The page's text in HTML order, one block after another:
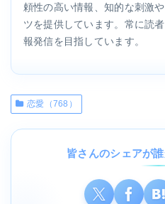
頼性の高い情報、知的な刺激
ツを提供しています。常に読
報発信を目指しています。
恋愛（768）
皆さんのシェアが